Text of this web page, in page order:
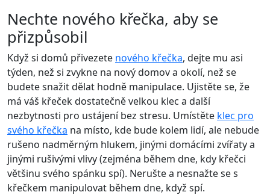
Nechte nového křečka, aby se
přizpůsobil
Když si domů přivezete nového křečka, dejte mu asi
týden, než si zvykne na nový domov a okolí, než se
budete snažit dělat hodně manipulace. Ujistěte se, že
má váš křeček dostatečně velkou klec a další
nezbytnosti pro ustájení bez stresu. Umístěte klec pro
svého křečka na místo, kde bude kolem lidí, ale nebude
rušeno nadměrným hlukem, jinými domácími zvířaty a
jinými rušivými vlivy (zejména během dne, kdy křečci
většinu svého spánku spí). Nerušte a nesnažte se s
křečkem manipulovat během dne, když spí.